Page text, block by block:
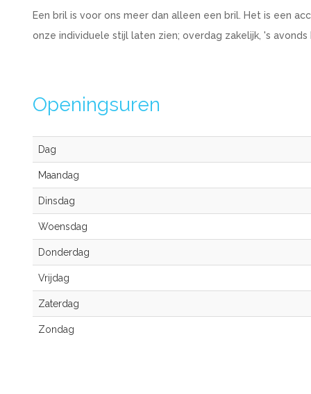
Een bril is voor ons meer dan alleen een bril. Het is een
onze individuele stijl laten zien; overdag zakelijk, 's
Openingsuren
Dag
Maandag
Dinsdag
Woensdag
Donderdag
Vrijdag
Zaterdag
Zondag